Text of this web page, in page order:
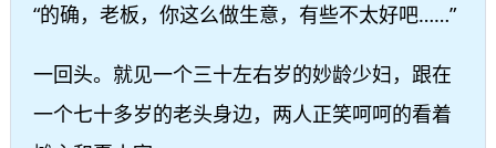
“的确，老板，你这么做生意，有些不太好吧……”
一回头。就见一个三十左右岁的妙龄少妇，跟在
一个七十多岁的老头身边，两人正笑呵呵的看着